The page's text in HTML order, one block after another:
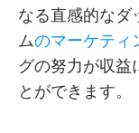
なる直感的なダ
ムのマーケティ
グの努力が収益
とができます。